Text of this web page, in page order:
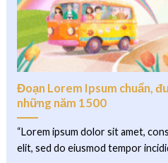
Đoạn Lorem Ipsum chuẩn,
những năm 1500
“Lorem ipsum dolor sit amet,
elit, sed do eiusmod tempor